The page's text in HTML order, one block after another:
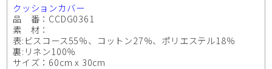
クッションカバー
品 番：CCDG0361
素 材：
表:ビスコース55％、コットン27％、ポリエステル18％
裏:リネン100％
サイズ：60cm x 30cm